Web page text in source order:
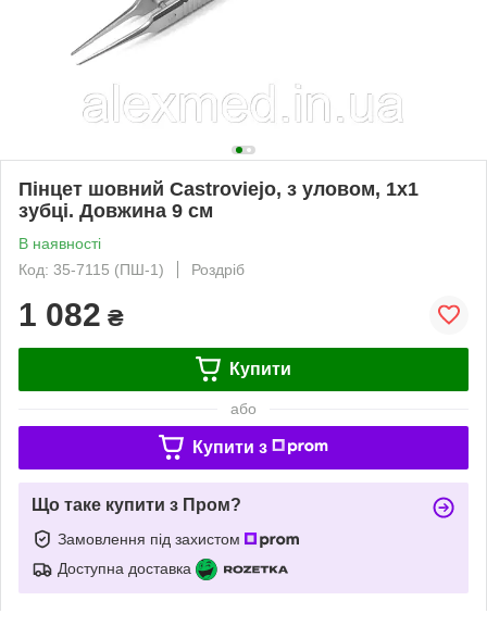
Пінцет шовний Castroviejo, з уловом, 1x1
зубці. Довжина 9 см
В наявності
Код: 35-7115 (ПШ-1)
Роздріб
1 082 ₴
Купити
або
Купити з
Що таке купити з Пром?
Замовлення під захистом
Доступна доставка